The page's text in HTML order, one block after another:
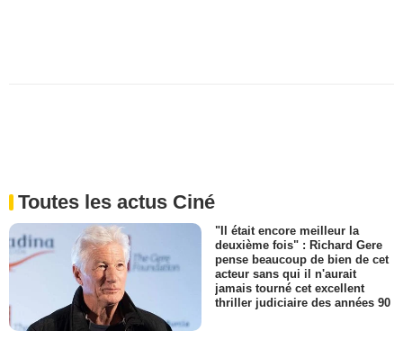
Toutes les actus Ciné
"Il était encore meilleur la
deuxième fois" : Richard Gere
pense beaucoup de bien de cet
acteur sans qui il n'aurait
jamais tourné cet excellent
thriller judiciaire des années 90